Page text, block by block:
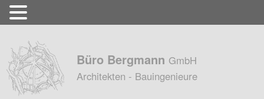
Büro Bergmann GmbH
Architekten - Bauingenieure